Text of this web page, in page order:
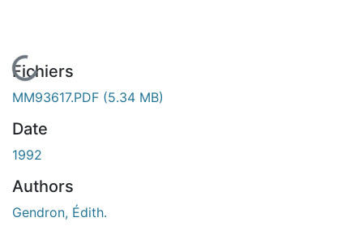
En cours de chargement...
Fichiers
MM93617.PDF (5.34 MB)
Date
1992
Authors
Gendron, Édith.